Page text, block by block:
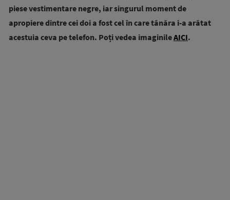
piese vestimentare negre, iar singurul moment de
apropiere dintre cei doi a fost cel în care tânăra i-a arătat
acestuia ceva pe telefon. Poți vedea imaginileAICI.